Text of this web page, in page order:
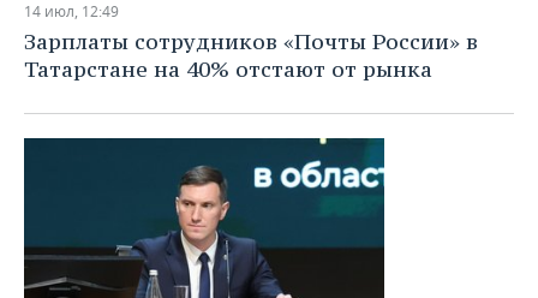
14 июл, 12:49
Зарплаты сотрудников «Почты России» в
Татарстане на 40% отстают от рынка